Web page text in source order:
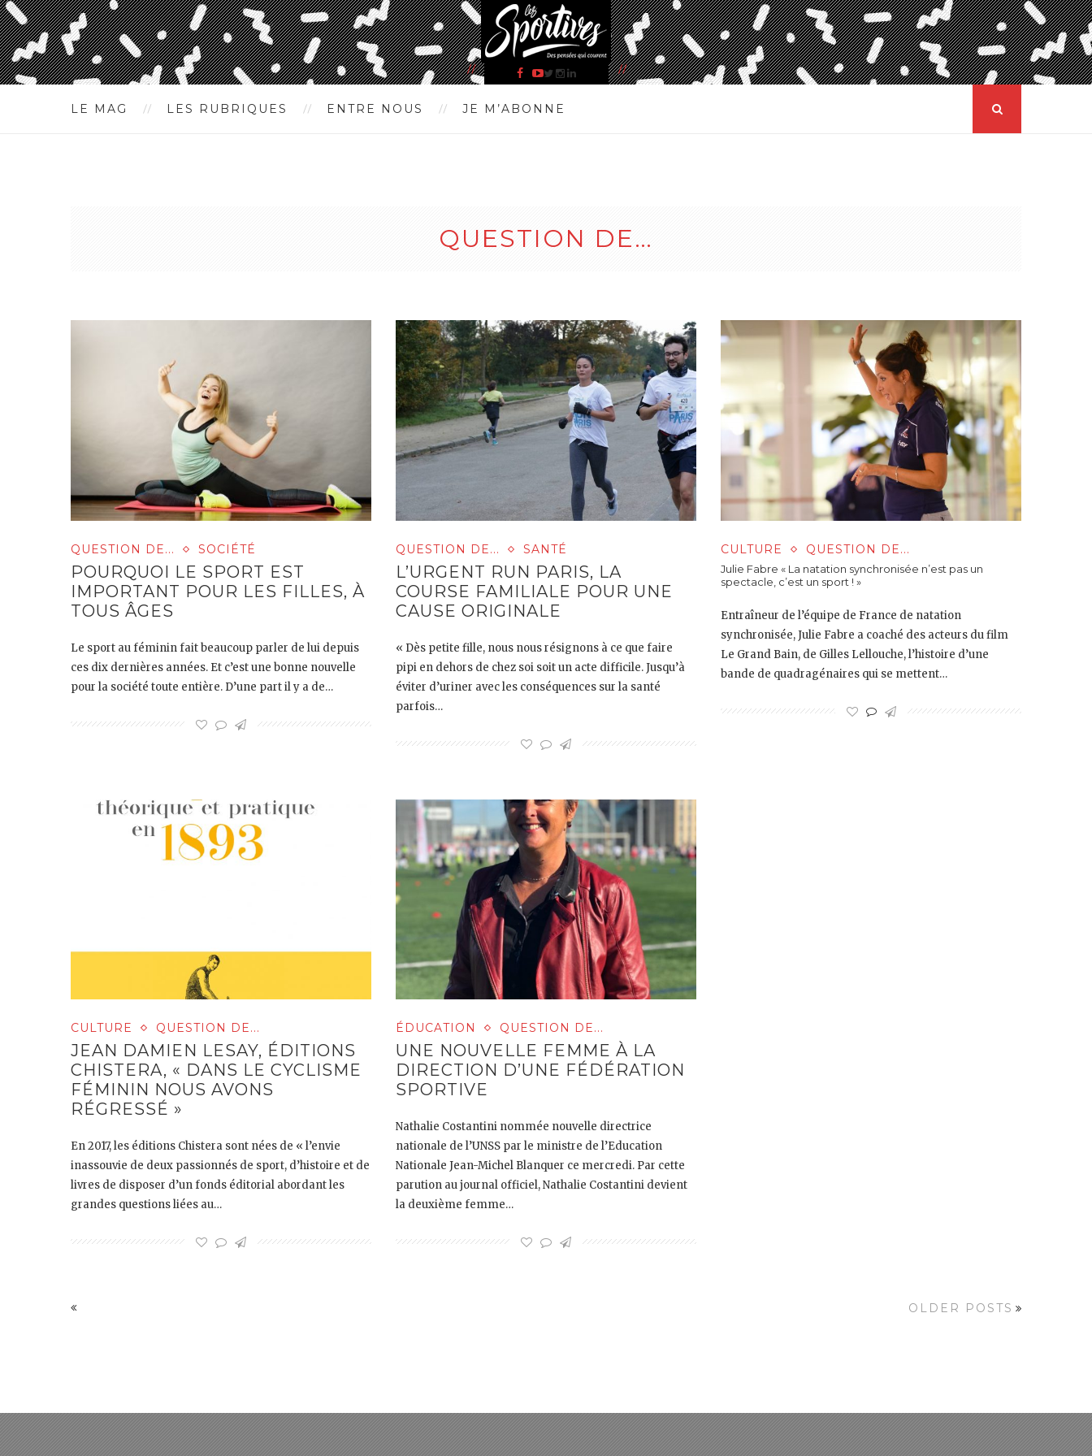
LE MAG LES RUBRIQUES ENTRE NOUS JE M’ABONNE
QUESTION DE…
QUESTION DE... SOCIÉTÉ
POURQUOI LE SPORT EST
IMPORTANT POUR LES FILLES, À
TOUS ÂGES
Le sport au féminin fait beaucoup parler de lui depuis
ces dix dernières années. Et c’est une bonne nouvelle
pour la société toute entière. D’une part il y a de…
QUESTION DE... SANTÉ
L’URGENT RUN PARIS, LA
COURSE FAMILIALE POUR UNE
CAUSE ORIGINALE
« Dès petite fille, nous nous résignons à ce que faire
pipi en dehors de chez soi soit un acte difficile. Jusqu’à
éviter d’uriner avec les conséquences sur la santé
parfois…
CULTURE QUESTION DE...
Julie Fabre « La natation synchronisée n’est pas un
spectacle, c’est un sport ! »
Entraîneur de l’équipe de France de natation
synchronisée, Julie Fabre a coaché des acteurs du film
Le Grand Bain, de Gilles Lellouche, l’histoire d’une
bande de quadragénaires qui se mettent…
CULTURE QUESTION DE...
JEAN DAMIEN LESAY, ÉDITIONS
CHISTERA, « DANS LE CYCLISME
FÉMININ NOUS AVONS
RÉGRESSÉ »
En 2017, les éditions Chistera sont nées de « l’envie
inassouvie de deux passionnés de sport, d’histoire et de
livres de disposer d’un fonds éditorial abordant les
grandes questions liées au…
ÉDUCATION QUESTION DE...
UNE NOUVELLE FEMME À LA
DIRECTION D’UNE FÉDÉRATION
SPORTIVE
Nathalie Costantini nommée nouvelle directrice
nationale de l’UNSS par le ministre de l’Education
Nationale Jean-Michel Blanquer ce mercredi. Par cette
parution au journal officiel, Nathalie Costantini devient
la deuxième femme…
OLDER POSTS